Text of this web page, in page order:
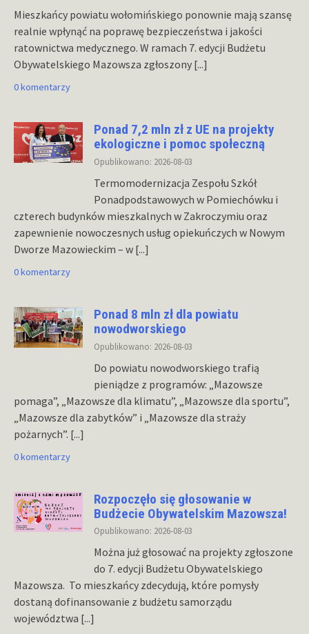
Mieszkańcy powiatu wołomińskiego ponownie mają szansę
realnie wpłynąć na poprawę bezpieczeństwa i jakości
ratownictwa medycznego. W ramach 7. edycji Budżetu
Obywatelskiego Mazowsza zgłoszony [...]
0 komentarzy
Ponad 7,2 mln zł z UE na projekty
ekologiczne i pomoc społeczną
Opublikowano: 2026-08-03
Termomodernizacja Zespołu Szkół
Ponadpodstawowych w Pomiechówku i
czterech budynków mieszkalnych w Zakroczymiu oraz
zapewnienie nowoczesnych usług opiekuńczych w Nowym
Dworze Mazowieckim – w [...]
0 komentarzy
Ponad 8 mln zł dla powiatu
nowodworskiego
Opublikowano: 2026-08-03
Do powiatu nowodworskiego trafią
pieniądze z programów: „Mazowsze
pomaga”, „Mazowsze dla klimatu”, „Mazowsze dla sportu”,
„Mazowsze dla zabytków” i „Mazowsze dla straży
pożarnych”. [...]
0 komentarzy
Rozpoczęło się głosowanie w
Budżecie Obywatelskim Mazowsza!
Opublikowano: 2026-08-03
Można już głosować na projekty zgłoszone
do 7. edycji Budżetu Obywatelskiego
Mazowsza. To mieszkańcy zdecydują, które pomysły
dostaną dofinansowanie z budżetu samorządu
województwa [...]